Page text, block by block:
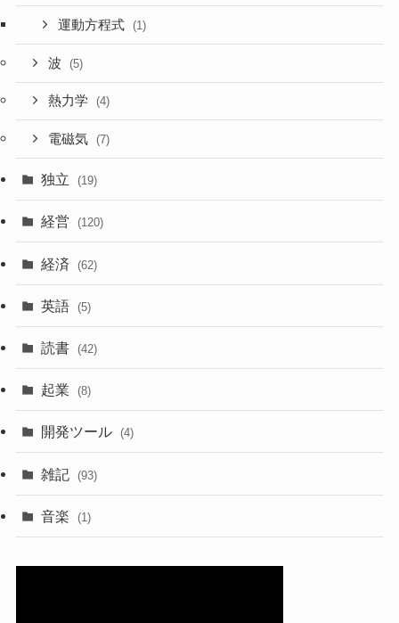
運動方程式 (1)
波 (5)
熱力学 (4)
電磁気 (7)
独立 (19)
経営 (120)
経済 (62)
英語 (5)
読書 (42)
起業 (8)
開発ツール (4)
雑記 (93)
音楽 (1)